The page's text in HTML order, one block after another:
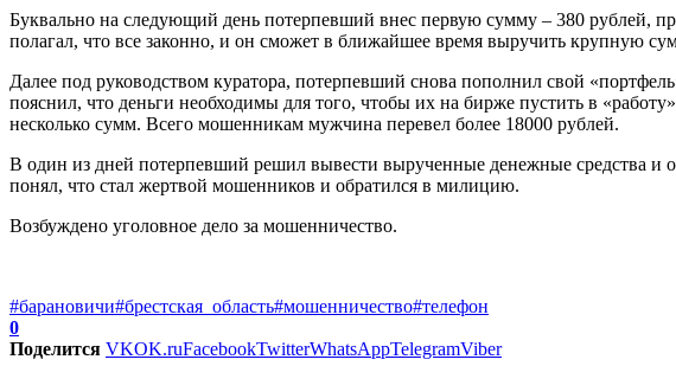
Буквально на следующий день потерпевший внес первую сумму – 380 рублей,
полагал, что все законно, и он сможет в ближайшее время выручить крупную
Далее под руководством куратора, потерпевший снова пополнил свой
пояснил, что деньги необходимы для того, чтобы их на бирже пустить в
несколько сумм. Всего мошенникам мужчина перевел более 18000 рублей.
В один из дней потерпевший решил вывести вырученные денежные средства и
понял, что стал жертвой мошенников и обратился в милицию.
Возбуждено уголовное дело за мошенничество.
#барановичи#брестская_область#мошенничество#телефон
0
Поделится VKOK.ruFacebookTwitterWhatsAppTelegramViber